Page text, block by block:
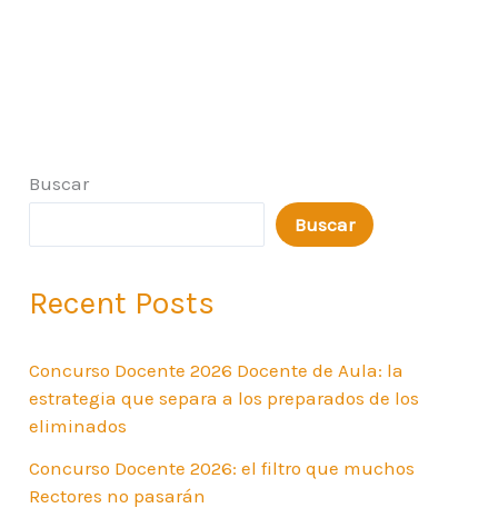
Buscar
Buscar
Recent Posts
Concurso Docente 2026 Docente de Aula: la
estrategia que separa a los preparados de los
eliminados
Concurso Docente 2026: el filtro que muchos
Rectores no pasarán